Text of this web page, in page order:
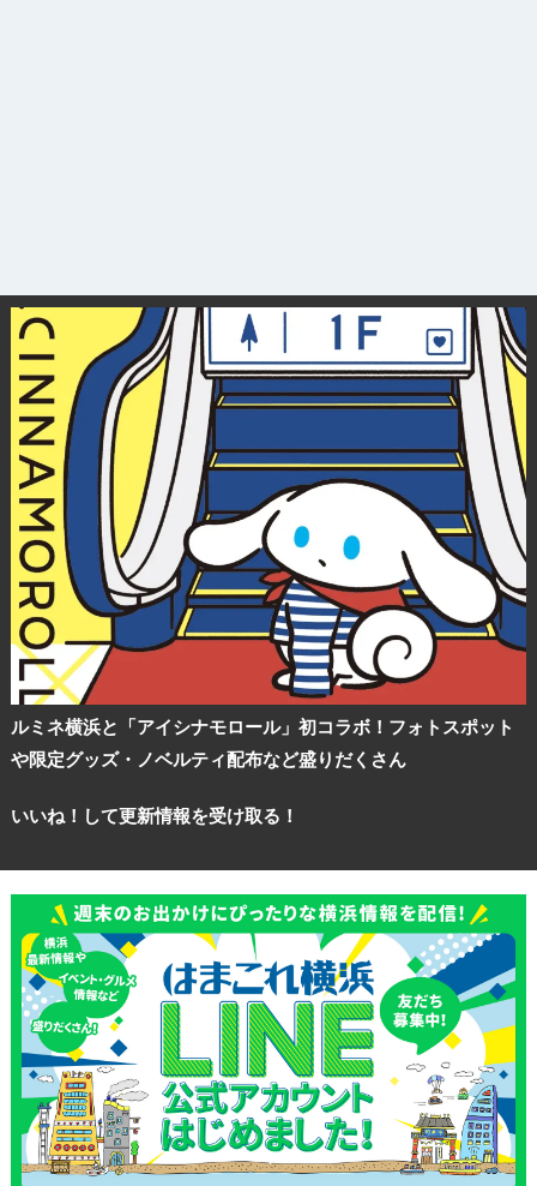
ルミネ横浜と「アイシナモロール」初コラボ！フォトスポット
や限定グッズ・ノベルティ配布など盛りだくさん
いいね！して更新情報を受け取る！
観光ガイド
ランキング
ブログ記事
サイトについて